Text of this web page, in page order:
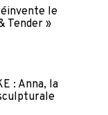
le
Tender »
: Anna, la